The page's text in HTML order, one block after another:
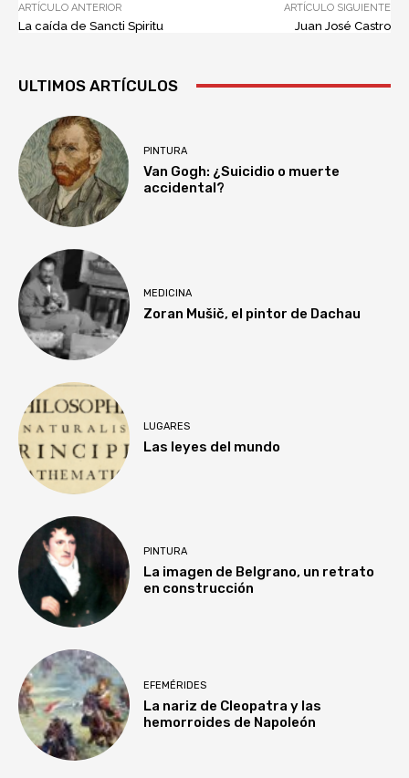
ARTÍCULO ANTERIOR
La caída de Sancti Spiritu
ARTÍCULO SIGUIENTE
Juan José Castro
ULTIMOS ARTÍCULOS
PINTURA
Van Gogh: ¿Suicidio o muerte
accidental?
MEDICINA
Zoran Mušič, el pintor de Dachau
LUGARES
Las leyes del mundo
PINTURA
La imagen de Belgrano, un retrato
en construcción
EFEMÉRIDES
La nariz de Cleopatra y las
hemorroides de Napoleón